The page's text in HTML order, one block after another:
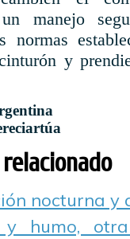
un manejo
normas
y
nocturna y
y humo,